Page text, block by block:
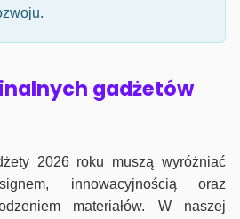
gadżetów
2026 roku muszą wyróżniać
innowacyjnością oraz
materiałów. W naszej